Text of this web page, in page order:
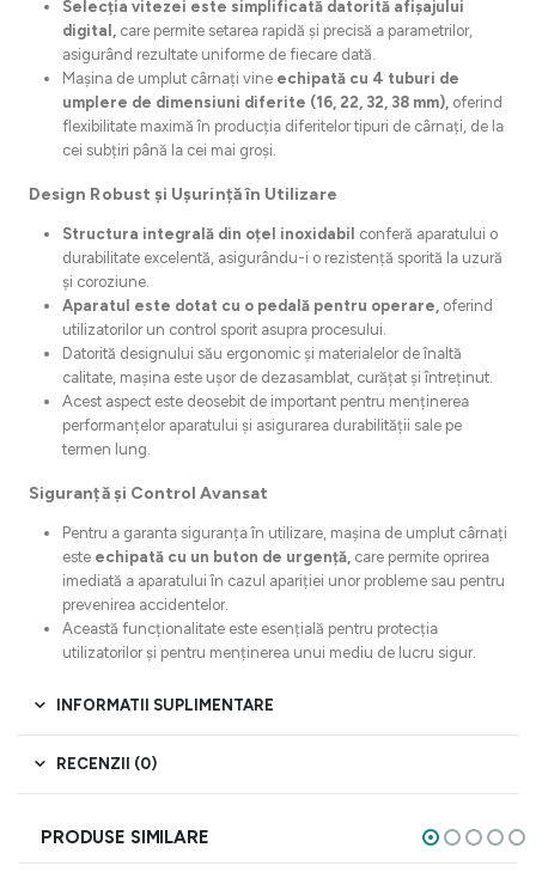
Selecția vitezei este simplificată datorită afișajului
digital,care permite setarea rapidă și precisă a parametrilor,
asigurând rezultate uniforme de fiecare dată.
Mașina de umplut cârnați vine echipată cu 4 tuburi de
umplere de dimensiuni diferite (16, 22, 32, 38 mm),oferind
flexibilitate maximă în producția diferitelor tipuri de cârnați, de la
cei subțiri până la cei mai groși.
Design Robust și Ușurință în Utilizare
Structura integrală din oțel inoxidabil conferă aparatului o
durabilitate excelentă, asigurându-i o rezistență sporită la uzură
și coroziune.
Aparatul este dotat cu o pedală pentru operare,oferind
utilizatorilor un control sporit asupra procesului.
Datorită designului său ergonomic și materialelor de înaltă
calitate, mașina este ușor de dezasamblat, curățat și întreținut.
Acest aspect este deosebit de important pentru menținerea
performanțelor aparatului și asigurarea durabilității sale pe
termen lung.
Siguranță și Control Avansat
Pentru a garanta siguranța în utilizare, mașina de umplut cârnați
esteechipată cu un buton de urgență,care permite oprirea
imediată a aparatului în cazul apariției unor probleme sau pentru
prevenirea accidentelor.
Această funcționalitate este esențială pentru protecția
utilizatorilor și pentru menținerea unui mediu de lucru sigur.
INFORMATII SUPLIMENTARE
RECENZII (0)
PRODUSE SIMILARE